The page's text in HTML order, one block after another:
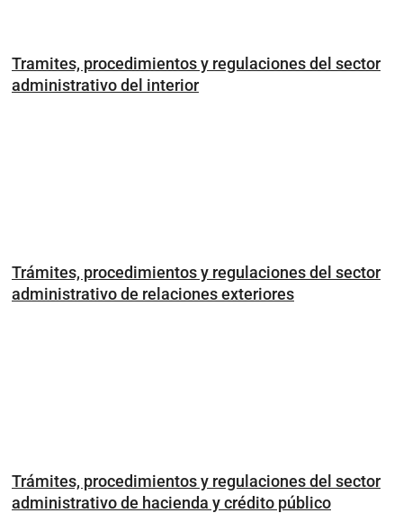
Tramites, procedimientos y regulaciones del sector
administrativo del interior
Trámites, procedimientos y regulaciones del sector
administrativo de relaciones exteriores
Trámites, procedimientos y regulaciones del sector
administrativo de hacienda y crédito público